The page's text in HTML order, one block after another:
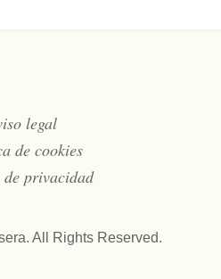
legal
de cookies
privacidad
All Rights Reserved.